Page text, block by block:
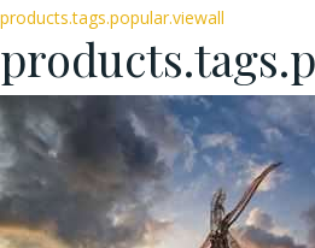
products.tags.popular.viewall